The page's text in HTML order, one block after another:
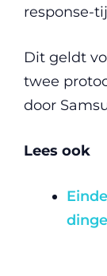
response-
Dit geldt
twee
door
Lees ook